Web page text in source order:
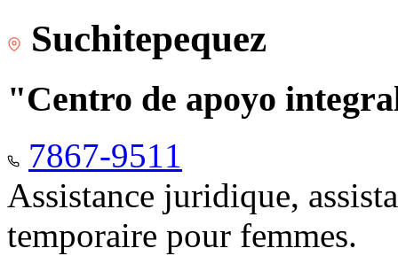
Suchitepequez
"Centro de apoyo
7867-9511
Assistance juridique,
temporaire pour femmes.